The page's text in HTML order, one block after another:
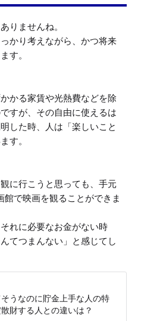
りませんね。
かり考えながら、かつ将来
す。
かる家賃や光熱費などを除
すが、その自由に使えるは
した時、人は「楽しいこと
す。
に行こうと思っても、手元
で映画を観ることができま
れに必要なお金がない時
てつまんない」と感じてし
うなのに貯金上手な人の特
財する人との違いは？